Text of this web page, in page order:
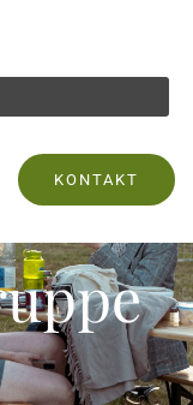
KONTAKT